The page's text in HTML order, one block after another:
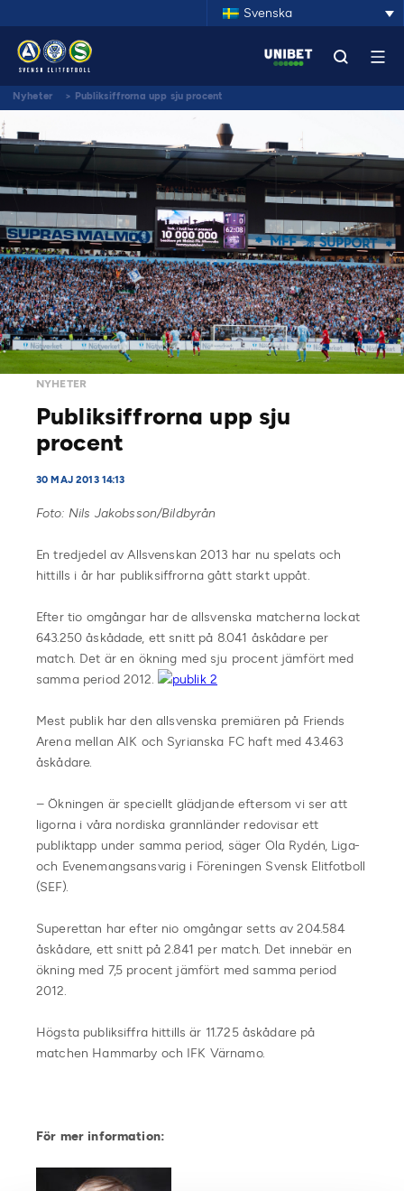
Svenska
Nyheter > Publiksiffrorna upp sju procent
NYHETER
Publiksiffrorna upp sju
procent
30 MAJ 2013 14:13
Foto: Nils Jakobsson/Bildbyrån
En tredjedel av Allsvenskan 2013 har nu spelats och
hittills i år har publiksiffrorna gått starkt uppåt.
Efter tio omgångar har de allsvenska matcherna lockat
643.250 åskådade, ett snitt på 8.041 åskådare per
match. Det är en ökning med sju procent jämfört med
samma period 2012.
Mest publik har den allsvenska premiären på Friends
Arena mellan AIK och Syrianska FC haft med 43.463
åskådare.
– Ökningen är speciellt glädjande eftersom vi ser att
ligorna i våra nordiska grannländer redovisar ett
publiktapp under samma period, säger Ola Rydén, Liga-
och Evenemangsansvarig i Föreningen Svensk Elitfotboll
(SEF).
Superettan har efter nio omgångar setts av 204.584
åskådare, ett snitt på 2.841 per match. Det innebär en
ökning med 7,5 procent jämfört med samma period
2012.
Högsta publiksiffra hittills är 11.725 åskådare på
matchen Hammarby och IFK Värnamo.
För mer information: